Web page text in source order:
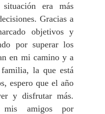
era más
Gracias a
objetivos y
por superar los
en mi camino y a
la que está
espero que el año
y disfrutar más.
mis amigos por